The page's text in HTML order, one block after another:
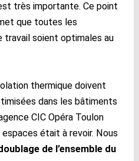
très importante. Ce point
que toutes les
travail soient optimales au
thermique doivent
dans les bâtiments
CIC Opéra Toulon
était à revoir. Nous
de l’ensemble du